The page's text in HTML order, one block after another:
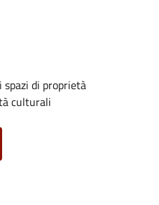
spazi di proprietà
culturali